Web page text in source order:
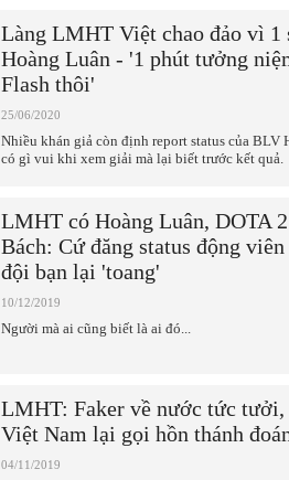
Làng LMHT Việt chao đảo vì 1
Hoàng Luân - '1 phút tưởng
Flash thôi'
25/06/2020
Nhiều khán giả còn định report status của BLV
có gì vui khi xem giải mà lại biết trước kết quả.
LMHT có Hoàng Luân, DOTA
Bách: Cứ đăng status động
đội bạn lại 'toang'
10/12/2019
Người mà ai cũng biết là ai đó...
LMHT: Faker về nước tức tưởi,
Việt Nam lại gọi hồn thánh
04/11/2019